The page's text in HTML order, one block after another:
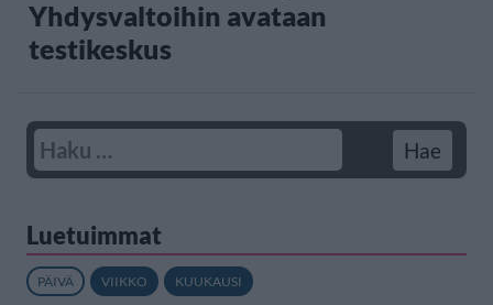
Yhdysvaltoihin avataan
testikeskus
Luetuimmat
PÄIVÄ VIIKKO KUUKAUSI